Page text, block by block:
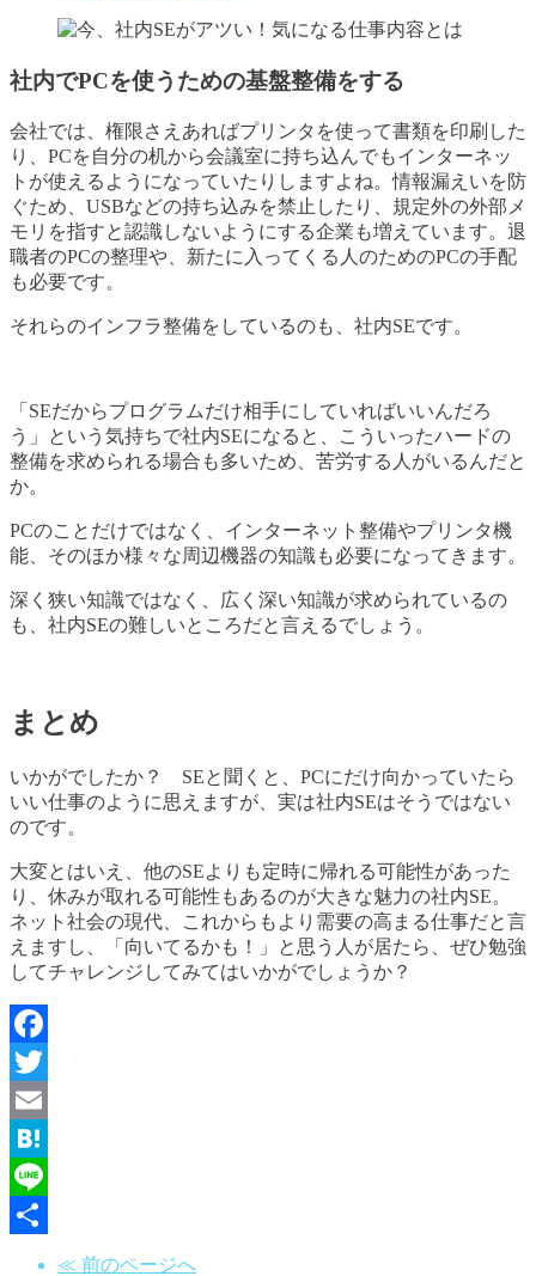
社内でPCを使うための基盤整備をする
会社では、権限さえあればプリンタを使って書類を印刷した
り、PCを自分の机から会議室に持ち込んでもインターネッ
トが使えるようになっていたりしますよね。情報漏えいを防
ぐため、USBなどの持ち込みを禁止したり、規定外の外部メ
モリを指すと認識しないようにする企業も増えています。退
職者のPCの整理や、新たに入ってくる人のためのPCの手配
も必要です。
それらのインフラ整備をしているのも、社内SEです。
「SEだからプログラムだけ相手にしていればいいんだろ
う」という気持ちで社内SEになると、こういったハードの
整備を求められる場合も多いため、苦労する人がいるんだと
か。
PCのことだけではなく、インターネット整備やプリンタ機
能、そのほか様々な周辺機器の知識も必要になってきます。
深く狭い知識ではなく、広く深い知識が求められているの
も、社内SEの難しいところだと言えるでしょう。
まとめ
いかがでしたか？ SEと聞くと、PCにだけ向かっていたら
いい仕事のように思えますが、実は社内SEはそうではない
のです。
大変とはいえ、他のSEよりも定時に帰れる可能性があった
り、休みが取れる可能性もあるのが大きな魅力の社内SE。
ネット社会の現代、これからもより需要の高まる仕事だと言
えますし、「向いてるかも！」と思う人が居たら、ぜひ勉強
してチャレンジしてみてはいかがでしょうか？
Facebook
Twitter
Email
Hatena
Line
≪ 前のページへ